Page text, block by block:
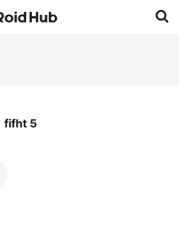
fifht 5